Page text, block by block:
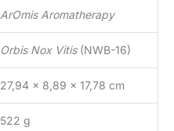
ArOmis Aromatherapy
Orbis Nox Vitis(NWB-16)
27,94 x 8,89 x 17,78 cm
522 g